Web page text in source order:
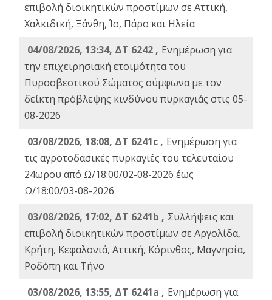
επιβολή διοικητικών προστίμων σε Αττική,
Χαλκιδική, Ξάνθη, Ίο, Πάρο και Ηλεία
04/08/2026, 13:34, ΔΤ 6242 , Ενημέρωση για
την επιχειρησιακή ετοιμότητα του
Πυροσβεστικού Σώματος σύμφωνα με τον
δείκτη πρόβλεψης κινδύνου πυρκαγιάς στις 05-
08-2026
03/08/2026, 18:08, ΔΤ 6241c , Ενημέρωση για
τις αγροτοδασικές πυρκαγιές του τελευταίου
24ωρου από Ω/18:00/02-08-2026 έως
Ω/18:00/03-08-2026
03/08/2026, 17:02, ΔΤ 6241b , Συλλήψεις και
επιβολή διοικητικών προστίμων σε Αργολίδα,
Κρήτη, Κεφαλονιά, Αττική, Κόρινθος, Μαγνησία,
Ροδόπη και Τήνο
03/08/2026, 13:55, ΔΤ 6241a , Ενημέρωση για